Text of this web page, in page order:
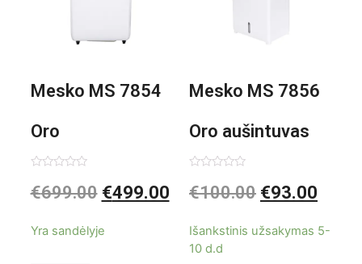
Mesko MS 7854
Oro
kondicionierius
0
iš
€699.00 €499.00
Yra sandėlyje
Mesko MS 7856
Oro aušintuvas
be ašmenų 3in1
0
iš
€100.00 €93.00
Išankstinis užsakymas 5-
10 d.d